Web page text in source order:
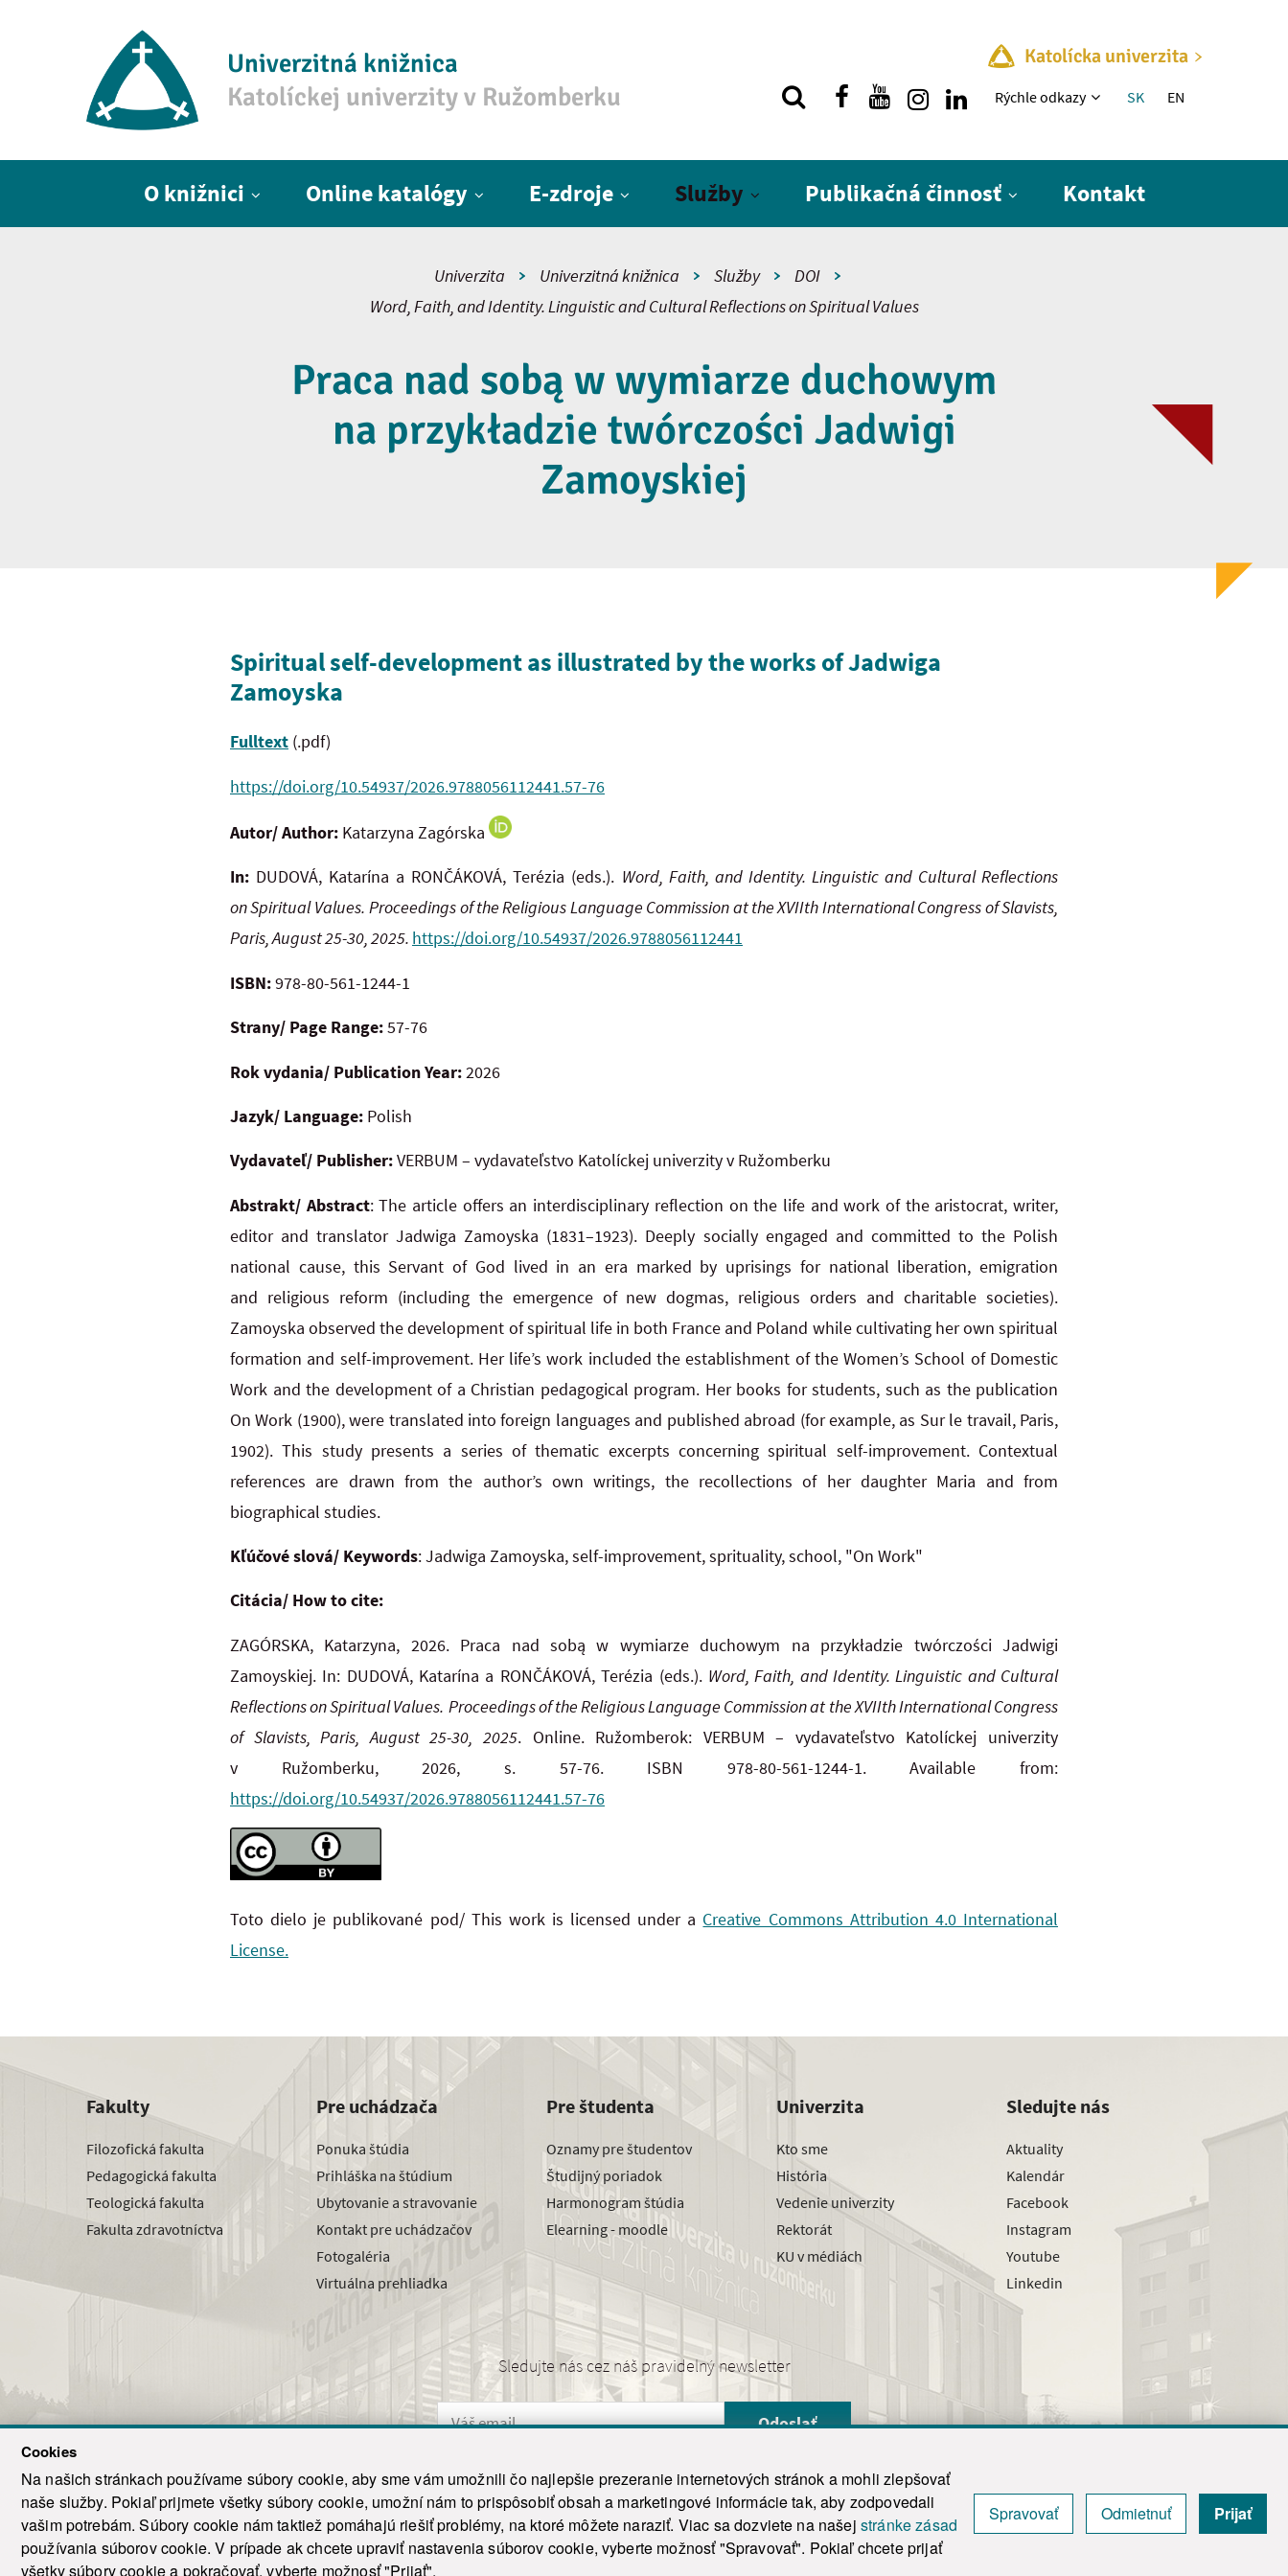
Cookies
Na našich stránkach používame súbory cookie, aby sme vám umožnili čo najlepšie prezeranie internetových stránok a mohli zlepšovať
naše služby. Pokiaľ prijmete všetky súbory cookie, umožní nám to prispôsobiť obsah a marketingové informácie tak, aby zodpovedali
vašim potrebám. Súbory cookie nám taktiež pomáhajú riešiť problémy, na ktoré môžete naraziť. Viac sa dozviete na našej stránke zásad
používania súborov cookie. V prípade ak chcete upraviť nastavenia súborov cookie, vyberte možnosť "Spravovať". Pokiaľ chcete prijať
všetky súbory cookie a pokračovať, vyberte možnosť "Prijať".
Spravovať Odmietnuť Prijať
Univerzitná knižnica
Katolíckej univerzity v Ružomberku
Katolícka univerzita
Rýchle menu
Rýchle odkazy SK EN
O knižnici Online katalógy E-zdroje Služby Publikačná činnosť Kontakt
Univerzita Univerzitná knižnica Služby
DOI
Word, Faith, and Identity. Linguistic and Cultural Reflections on Spiritual Values
Praca nad sobą w wymiarze duchowym
na przykładzie twórczości Jadwigi
Zamoyskiej
Spiritual self-development as illustrated by the works of Jadwiga
Zamoyska
Fulltext (.pdf)
https://doi.org/10.54937/2026.9788056112441.57-76
Autor/ Author: Katarzyna Zagórska
In: DUDOVÁ, Katarína a RONČÁKOVÁ, Terézia (eds.). Word, Faith, and Identity. Linguistic and Cultural Reflections
onSpiritual Values. Proceedings of the Religious Language Commission at the XVIIth International Congress ofSlavists,
Paris, August 25-30, 2025. https://doi.org/10.54937/2026.9788056112441
ISBN:978-80-561-1244-1
Strany/ Page Range:57-76
Rok vydania/ Publication Year:2026
Jazyk/ Language: Polish
Vydavateľ/ Publisher:VERBUM – vydavateľstvo Katolíckej univerzity v Ružomberku
Abstrakt/ Abstract: The article offers an interdisciplinary reflection on the life and work of the aristocrat, writer,
editor and translator Jadwiga Zamoyska (1831–1923). Deeply socially engaged and committed to the Polish
national cause, this Servant of God lived in an era marked by uprisings for national liberation, emigration
and religious reform (including the emergence of new dogmas, religious orders and charitable societies).
Zamoyska observed the development of spiritual life in both France and Poland while cultivating her own spiritual
formation and self-improvement. Her life’s work included the establishment of the Women’s School of Domestic
Work and the development of a Christian pedagogical program. Her books for students, such as the publication
On Work (1900), were translated into foreign languages and published abroad (for example, as Sur le travail, Paris,
1902). This study presents a series of thematic excerpts concerning spiritual self-improvement. Contextual
references are drawn from the author’s own writings, the recollections of her daughter Maria and from
biographical studies.
Kľúčové slová/ Keywords: Jadwiga Zamoyska, self-improvement, sprituality, school, "On Work"
Citácia/ How to cite:
ZAGÓRSKA, Katarzyna, 2026. Praca nad sobą w wymiarze duchowym na przykładzie twórczości Jadwigi
Zamoyskiej. In: DUDOVÁ, Katarína a RONČÁKOVÁ, Terézia (eds.). Word, Faith, and Identity. Linguistic and Cultural
Reflections on Spiritual Values. Proceedings of the Religious Language Commission at the XVIIth International Congress
of Slavists, Paris, August 25-30, 2025. Online. Ružomberok: VERBUM – vydavateľstvo Katolíckej univerzity
v Ružomberku, 2026, s. 57-76. ISBN 978-80-561-1244-1. Available from:
https://doi.org/10.54937/2026.9788056112441.57-76
Toto dielo je publikované pod/ This work is licensed under a Creative Commons Attribution 4.0 International
License.
Fakulty
Filozofická fakulta
Pedagogická fakulta
Teologická fakulta
Fakulta zdravotníctva
Pre uchádzača
Ponuka štúdia
Prihláška na štúdium
Ubytovanie a stravovanie
Kontakt pre uchádzačov
Fotogaléria
Virtuálna prehliadka
Pre študenta
Oznamy pre študentov
Študijný poriadok
Harmonogram štúdia
Elearning - moodle
Univerzita
Kto sme
História
Vedenie univerzity
Rektorát
KU v médiách
Sledujte nás
Aktuality
Kalendár
Facebook
Instagram
Youtube
Linkedin
Sledujte nás cez náš pravidelný newsletter
Odoslať
© 2021-2026 ku.sk. Všetky práva vyhradené. | Ochrana osobných údajov | Vyhlásenie o prístupnosti | Admin
This site is protected by reCAPTCHA and the Google Privacy Policy and Terms of Service
apply.
Tvorba stránky WebCreators.sk | Webhosting HostCreators